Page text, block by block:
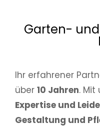
Garten-
Ihr erfahrener
über 10 Jahren. Mit
Expertise und
Gestaltung und